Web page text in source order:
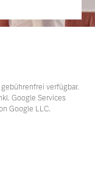
verfügbar.
Google Services
Google LLC.